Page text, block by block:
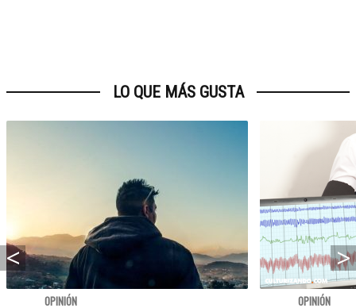
LO QUE MÁS GUSTA
OPINIÓN
OPINIÓN